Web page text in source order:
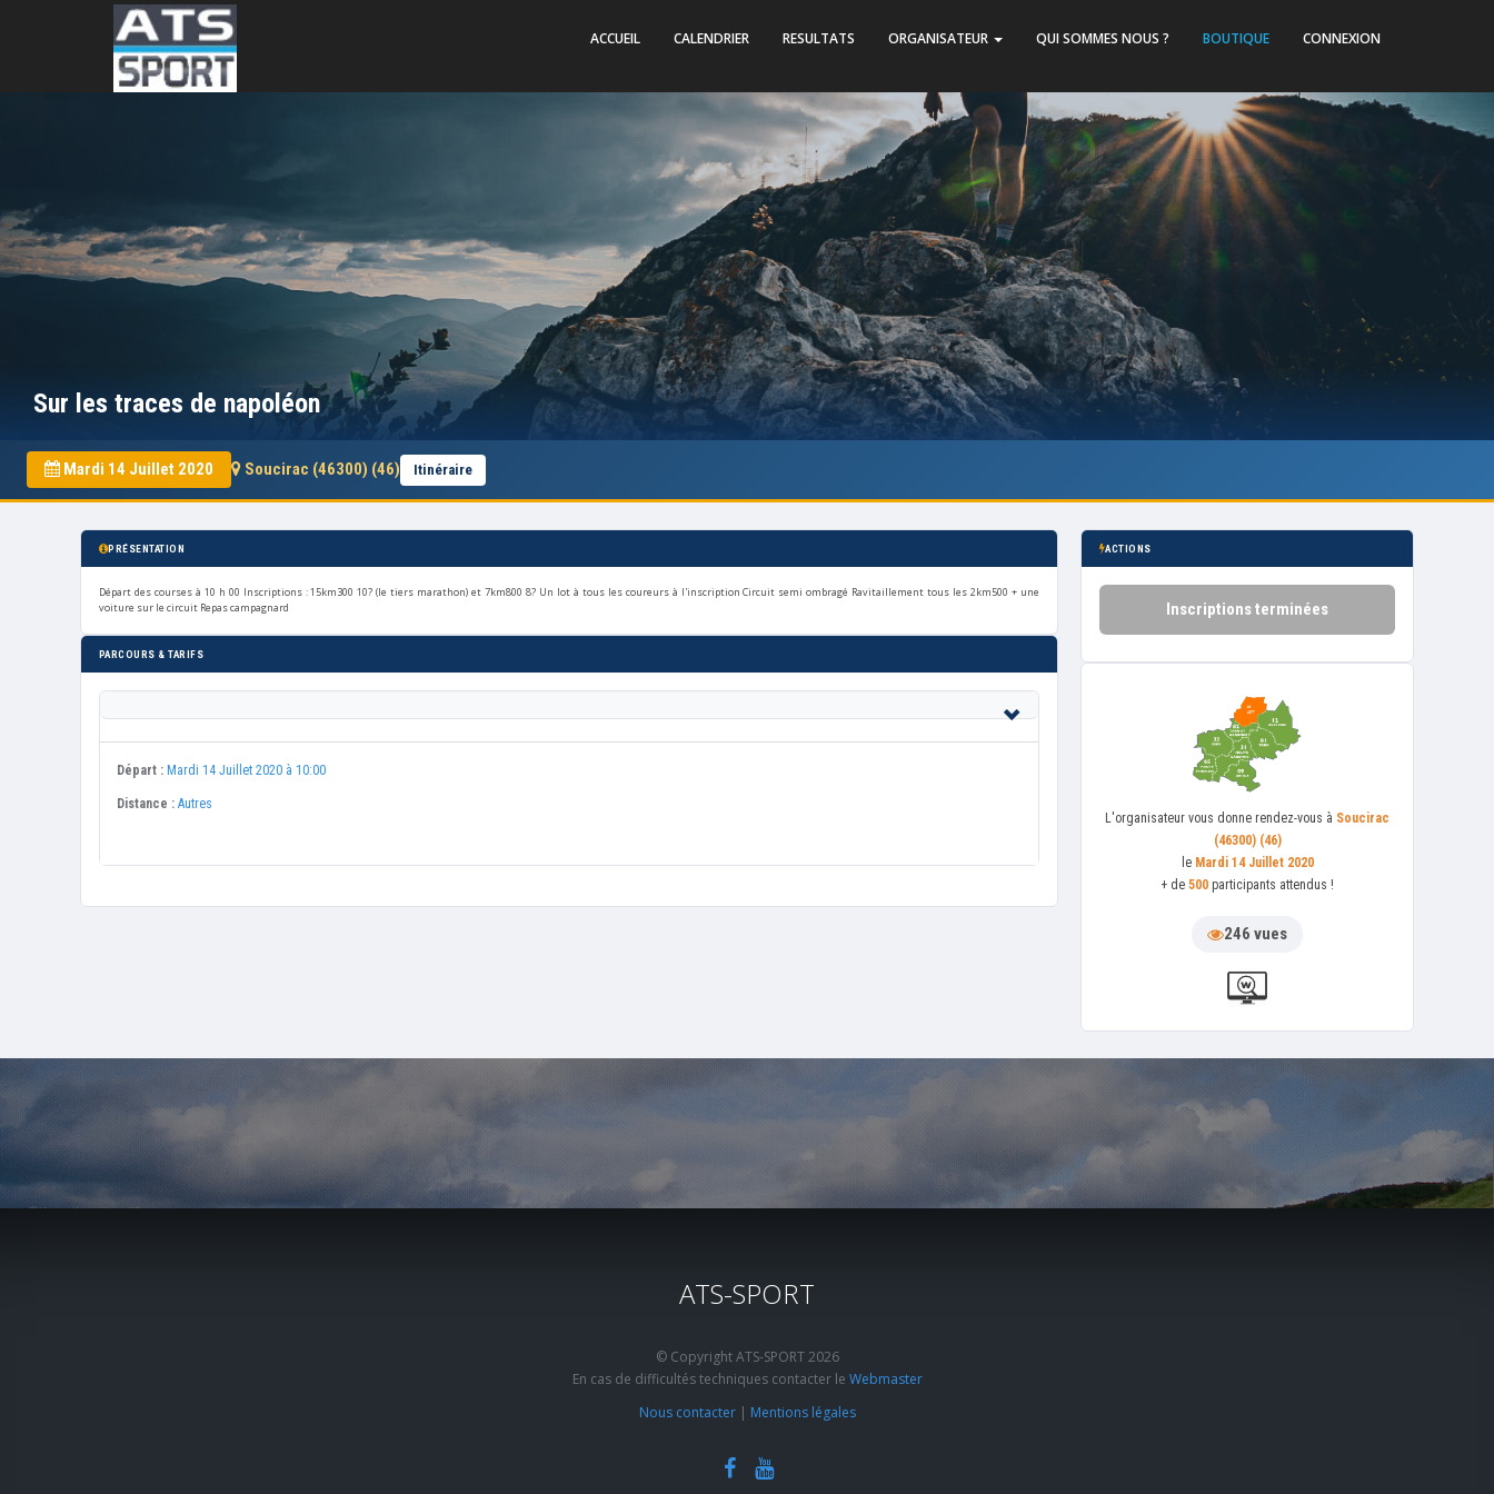
ACCUEIL CALENDRIER RESULTATS ORGANISATEUR QUI SOMMES NOUS ? BOUTIQUE CONNEXION
Sur les traces de napoléon
Mardi 14 Juillet 2020 Soucirac (46300) (46) Itinéraire
PRÉSENTATION
Départ des courses à 10 h 00 Inscriptions : 15km300 10? (le tiers marathon) et 7km800 8? Un lot à tous les coureurs à l'inscription Circuit semi ombragé Ravitaillement tous les 2km500 + une
voiture sur le circuit Repas campagnard
PARCOURS & TARIFS
Départ : Mardi 14 Juillet 2020 à 10:00
Distance : Autres
ACTIONS
Inscriptions terminées
L'organisateur vous donne rendez-vous à Soucirac
(46300) (46)
le Mardi 14 Juillet 2020
+ de 500 participants attendus !
246 vues
ATS-SPORT
© Copyright ATS-SPORT 2026
En cas de difficultés techniques contacter le Webmaster
Nous contacter| Mentions légales